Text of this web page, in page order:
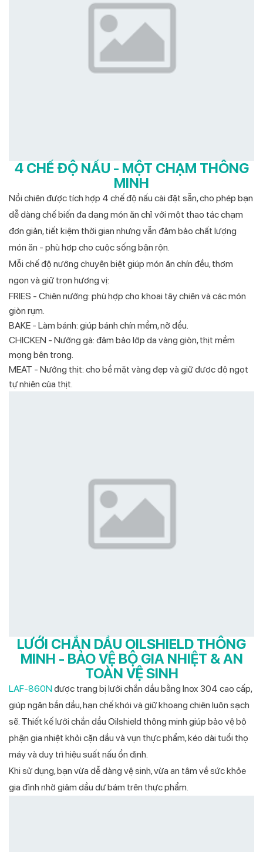
4 CHẾ ĐỘ NẤU - MỘT CHẠM THÔNG
MINH
Nồi chiên được tích hợp 4 chế độ nấu cài đặt sẵn, cho phép bạn
dễ dàng chế biến đa dạng món ăn chỉ với một thao tác chạm
đơn giản, tiết kiệm thời gian nhưng vẫn đảm bảo chất lượng
món ăn - phù hợp cho cuộc sống bận rộn.
Mỗi chế độ nướng chuyên biệt giúp món ăn chín đều, thơm
ngon và giữ trọn hương vị:
FRIES - Chiên nướng: phù hợp cho khoai tây chiên và các món
giòn rụm.
BAKE - Làm bánh: giúp bánh chín mềm, nở đều.
CHICKEN - Nướng gà: đảm bảo lớp da vàng giòn, thịt mềm
mọng bên trong.
MEAT - Nướng thịt: cho bề mặt vàng đẹp và giữ được độ ngọt
tự nhiên của thịt.
LƯỚI CHẮN DẦU OILSHIELD THÔNG
MINH - BẢO VỆ BỘ GIA NHIỆT & AN
TOÀN VỆ SINH
LAF-860Nđược trang bị lưới chắn dầu bằng Inox 304 cao cấp,
giúp ngăn bắn dầu, hạn chế khói và giữ khoang chiên luôn sạch
sẽ. Thiết kế lưới chắn dầu Oilshield thông minh giúp bảo vệ bộ
phận gia nhiệt khỏi cặn dầu và vụn thực phẩm, kéo dài tuổi thọ
máy và duy trì hiệu suất nấu ổn định.
Khi sử dụng, bạn vừa dễ dàng vệ sinh, vừa an tâm về sức khỏe
gia đình nhờ giảm dầu dư bám trên thực phẩm.